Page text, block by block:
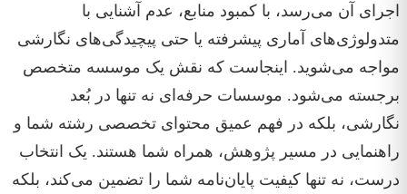
اجرای آن می‌رسد، با کمبود منابع، عدم آشنایی با
متدولوژی‌های آماری پیشرفته یا حتی پیچیدگی‌های نگارشی
مواجه می‌شوید. اینجاست که نقش یک موسسه متخصص
برجسته می‌شود. موسسات حرفه‌ای نه تنها در بُعد
نگارشی، بلکه در فهم عمیق محتوای تخصصی رشته شما و
راهنمایی در مسیر پژوهش، همراه شما هستند. یک انتخاب
درست، نه تنها کیفیت پایان‌نامه شما را تضمین می‌کند، بلکه